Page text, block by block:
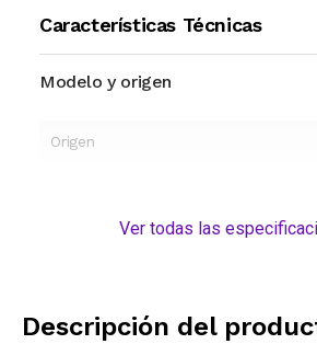
Características Técnicas
Modelo y origen
Origen
Ver todas las
Descripción del